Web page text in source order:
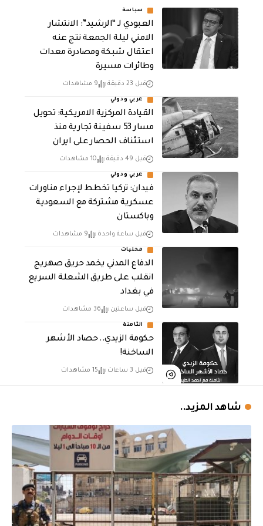
سياسة
العبودي لـ “الرشيد”: الانتشار
الامني ليلة الجمعة نتج عنه
اعتقال شبكة ومصادرة معدات
وطائرات مسيرة
قبل 23 دقيقة 9 مشاهدات
عربي ودولي
القيادة المركزية الامريكية: تحويل
مسار 53 سفينة تجارية منذ
استئناف الحصار على ايران
قبل 49 دقيقة 10 مشاهدات
عربي ودولي
فيدان: تركيا تخطط لإجراء مناورات
عسكرية مشتركة مع السعودية
وباكستان
قبل ساعة واحدة 9 مشاهدات
محليات
الدفاع المدني يخمد حريق صهريج
انقلب على طريق الشعلة السريع
في بغداد
قبل ساعتين 36 مشاهدات
الثامنة
حكومة الزيدي.. حصاد الأشهر
الساخنة!
قبل 3 ساعات 15 مشاهدات
شاهد المزيد..